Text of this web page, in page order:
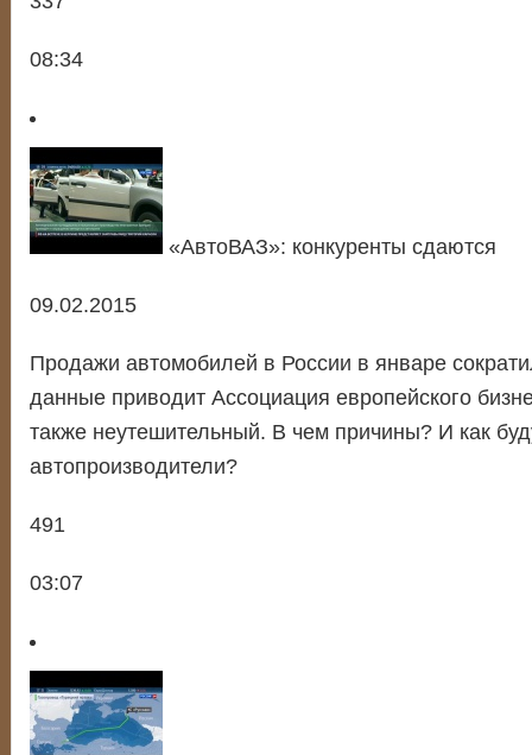
08:34
«АвтоВАЗ»: конкуренты сдаются
09.02.2015
Продажи автомобилей в России в январе
данные приводит Ассоциация европейского
также неутешительный. В чем причины? И как
автопроизводители?
491
03:07